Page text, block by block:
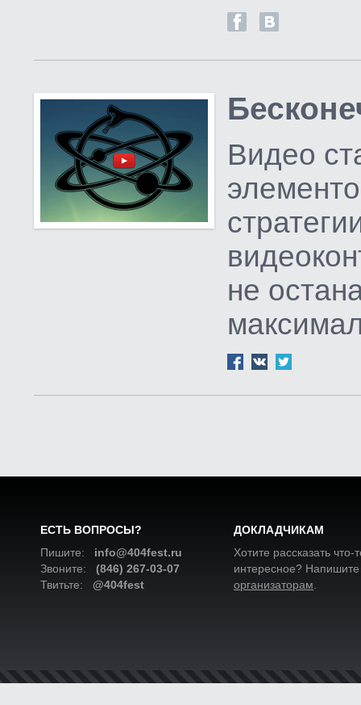
Видео
не
ЕСТЬ ВОПРОСЫ?
Пишите: info@404fest.ru
Звоните: (846) 267-03-07
Твитьте: @404fest
ДОКЛАДЧИКАМ
Хотите рассказать что-
интересное?
организаторам